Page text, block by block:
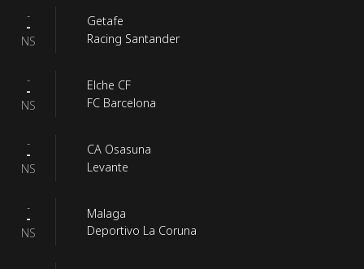
-
-
NS
Getafe
Racing Santander
-
-
NS
Elche CF
FC Barcelona
-
-
NS
CA Osasuna
Levante
-
-
NS
Malaga
Deportivo La Coruna